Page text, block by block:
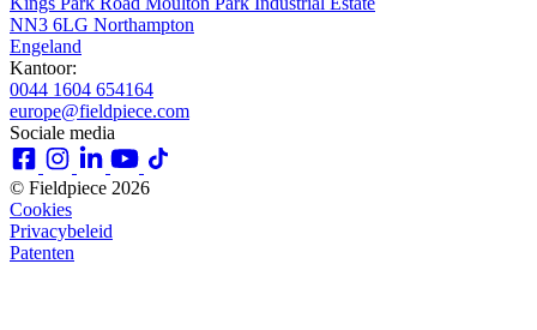
NN3 6LG Northampton
Engeland
Kantoor:
0044 1604 654164
europe@fieldpiece.com
Sociale media
© Fieldpiece 2026
Cookies
Privacybeleid
Patenten